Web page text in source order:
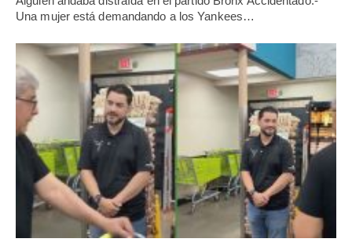
Una mujer está demandando a los Yankees…